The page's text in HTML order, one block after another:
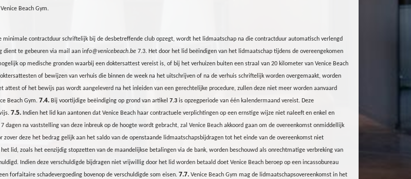
Beach Gym.
contractduur schriftelijk bij de desbetreffende club opzegt, wordt het lidmaatschap na die contractduur automatisch verlengd
dient te gebeuren via mail aan info@venicebeach.be 7.3. Het door het lid beëindigen van het lidmaatschap tijdens de overeengekomen
op medische gronden waarbij een doktersattest vereist is, of bij het verhuizen buiten een straal van 20 kilometer van Venice Beach
of bewijzen van verhuis die binnen de week na het uitschrijven of na de verhuis schriftelijk worden overgemaakt, worden
attest of het bewijs pas wordt aangeleverd na het inleiden van een gerechtelijke procedure, zullen deze niet meer worden aanvaard
Beach Gym. 7.4. Bij voortijdige beëindiging op grond van artikel 7.3 is opzegperiode van één kalendermaand vereist. Deze
7.5. Indien het lid kan aantonen dat Venice Beach haar contractuele verplichtingen op een ernstige wijze niet naleeft en enkel en
dagen na vaststelling van deze inbreuk op de hoogte wordt gebracht, zal Venice Beach akkoord gaan om de overeenkomst onmiddellijk
zover deze het bedrag gelijk aan het saldo van de openstaande lidmaatschapsbijdragen tot het einde van de overeenkomst niet
lid, zoals het eenzijdig stopzetten van de maandelijkse betalingen via de bank, worden beschouwd als onrechtmatige verbreking van
Indien deze verschuldigde bijdragen niet vrijwillig door het lid worden betaald doet Venice Beach beroep op een incassobureau
forfaitaire schadevergoeding bovenop de verschuldigde som eisen. 7.7. Venice Beach Gym mag de lidmaatschapsovereenkomst in het